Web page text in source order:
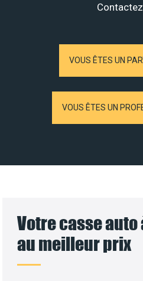
VOUS ÊTES UN
VOUS ÊTES UN
Votre casse auto
au meilleur prix